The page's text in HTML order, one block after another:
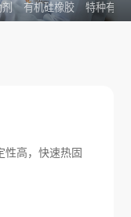
剂 有机硅橡胶 特种有机
性高，快速热固